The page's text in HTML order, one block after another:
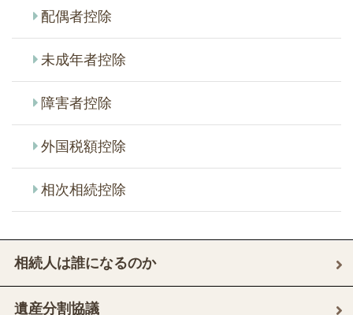
配偶者控除
未成年者控除
障害者控除
外国税額控除
相次相続控除
相続人は誰になるのか
遺産分割協議